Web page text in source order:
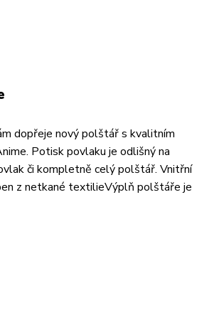
dopřeje nový polštář s kvalitním
Potisk povlaku je odlišný na
či kompletně celý polštář. Vnitřní
z netkané textilieVýplň polštáře je